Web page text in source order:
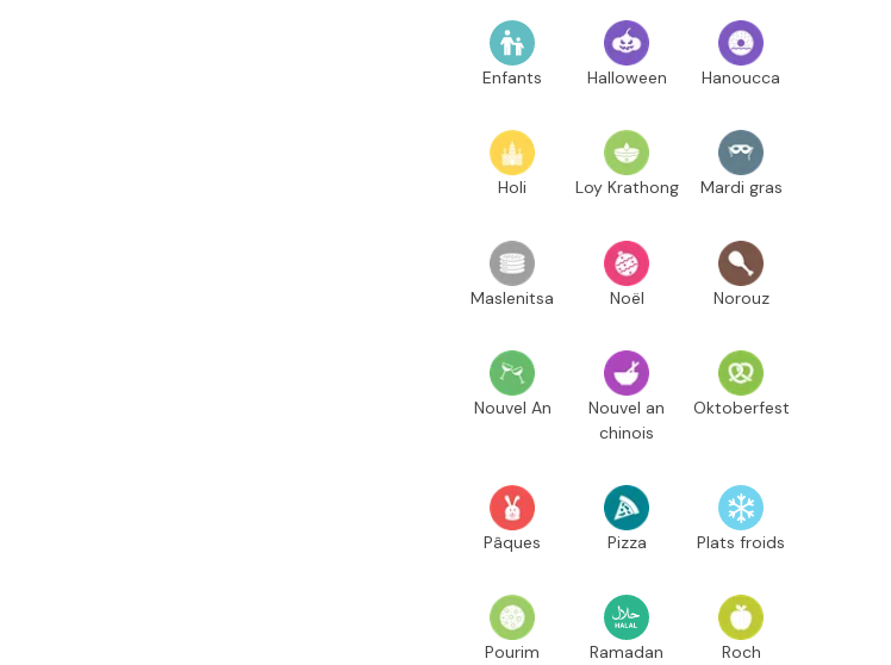
Enfants Halloween Hanoucca
Holi Loy Krathong Mardi gras
Maslenitsa Noël Norouz
Nouvel An
Nouvel an
chinois
Oktoberfest
Pâques Pizza Plats froids
Pourim Ramadan Roch